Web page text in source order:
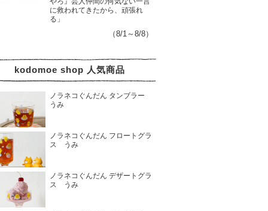
に救われてきたから、頑張れ
る」
（8/1～8/8）
kodomoe shop 人気商品
ノラネコぐんだん タンブラー
うみ
ノラネコぐんだん フロートグラ
ス うみ
ノラネコぐんだん デザートグラ
ス うみ